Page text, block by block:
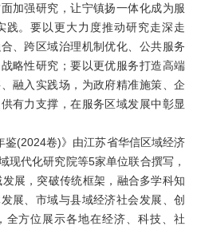
加强研究，让宁镇扬一体化成为服
践。要以更大力度推动研究走深走
、跨区域治理机制优化、公共服务
略性研究；要以更优服务打造高端
融入实践场，为政府精准施策、企
有力支撑，在服务区域发展中彰显
鉴(2024卷)》由江苏省华信区域经济
现代化研究院等5家单位联合撰写，
展，突破传统框架，融合多学科知
展、市域与县域经济社会发展、创
全方位展示各地在经济、科技、社